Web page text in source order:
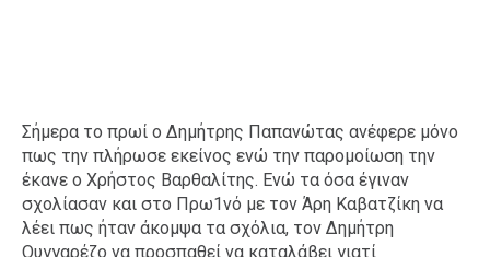
Σήμερα το πρωί ο Δημήτρης Παπανώτας ανέφερε μόνο
πως την πλήρωσε εκείνος ενώ την παρομοίωση την
έκανε ο Χρήστος Βαρθαλίτης. Ενώ τα όσα έγιναν
σχολίασαν και στο Πρω1νό με τον Άρη Καβατζίκη να
λέει πως ήταν άκομψα τα σχόλια, τον Δημήτρη
Ουγγαρέζο να προσπαθεί να καταλάβει γιατί